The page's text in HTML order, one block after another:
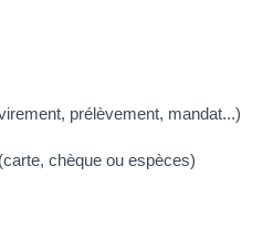
prélèvement, mandat...)
chèque ou espèces)